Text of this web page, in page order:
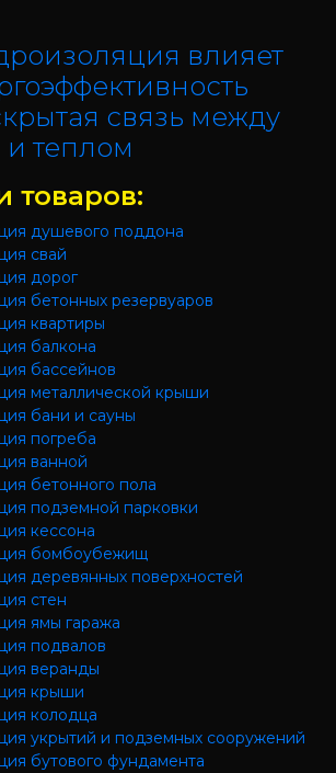
влияет
связь между
и теплом
товаров:
душевого поддона
свай
дорог
бетонных резервуаров
квартиры
балкона
бассейнов
металлической крыши
бани и сауны
погреба
ванной
бетонного пола
подземной парковки
кессона
бомбоубежищ
деревянных поверхностей
стен
ямы гаража
подвалов
веранды
крыши
колодца
укрытий и подземных сооружений
бутового фундамента